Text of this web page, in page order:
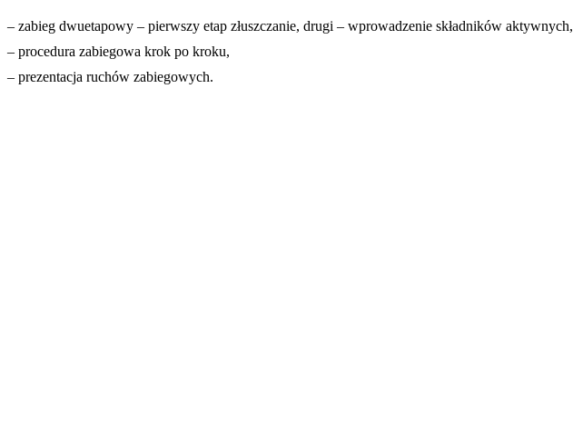
– zabieg dwuetapowy – pierwszy etap złuszczanie, drugi – wprowadzenie składników aktywnych,
– procedura zabiegowa krok po kroku,
– prezentacja ruchów zabiegowych.